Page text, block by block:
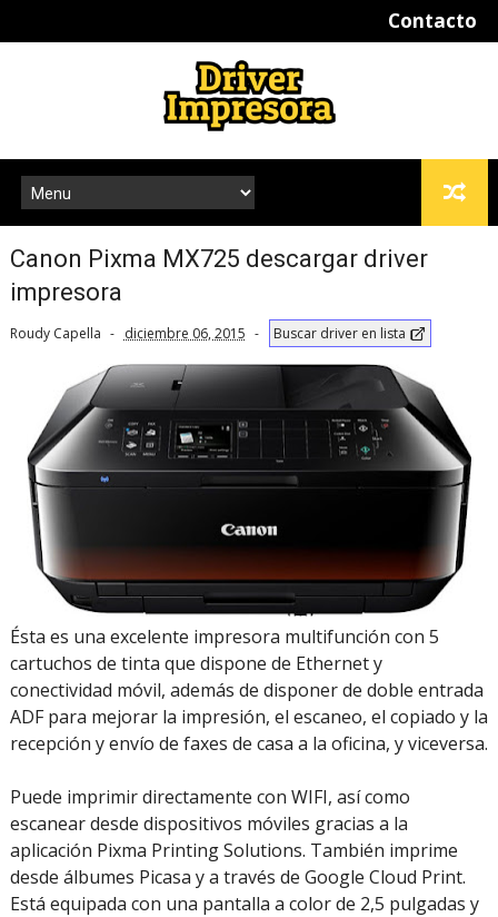
Contacto
Canon Pixma MX725 descargar driver
impresora
Roudy Capella diciembre 06, 2015 Buscar driver en lista
Ésta es una excelente impresora multifunción con 5
cartuchos de tinta que dispone de Ethernet y
conectividad móvil, además de disponer de doble entrada
ADF para mejorar la impresión, el escaneo, el copiado y la
recepción y envío de faxes de casa a la oficina, y viceversa.
Puede imprimir directamente con WIFI, así como
escanear desde dispositivos móviles gracias a la
aplicación Pixma Printing Solutions. También imprime
desde álbumes Picasa y a través de Google Cloud Print.
Está equipada con una pantalla a color de 2,5 pulgadas y